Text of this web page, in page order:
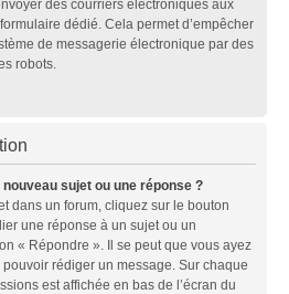
des courriers électroniques aux
dédié. Cela permet d’empêcher
de messagerie électronique par des
robots.
sujet ou une réponse ?
dans un forum, cliquez sur le bouton
une réponse à un sujet ou un
« Répondre ». Il se peut que vous ayez
rédiger un message. Sur chaque
est affichée en bas de l’écran du